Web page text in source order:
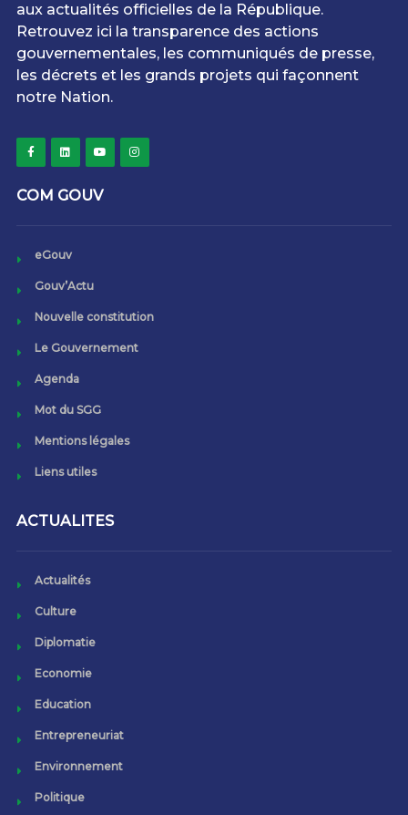
aux actualités officielles de la République.
Retrouvez ici la transparence des actions
gouvernementales, les communiqués de presse,
les décrets et les grands projets qui façonnent
notre Nation.
COM GOUV
eGouv
Gouv’Actu
Nouvelle constitution
Le Gouvernement
Agenda
Mot du SGG
Mentions légales
Liens utiles
ACTUALITES
Actualités
Culture
Diplomatie
Economie
Education
Entrepreneuriat
Environnement
Politique